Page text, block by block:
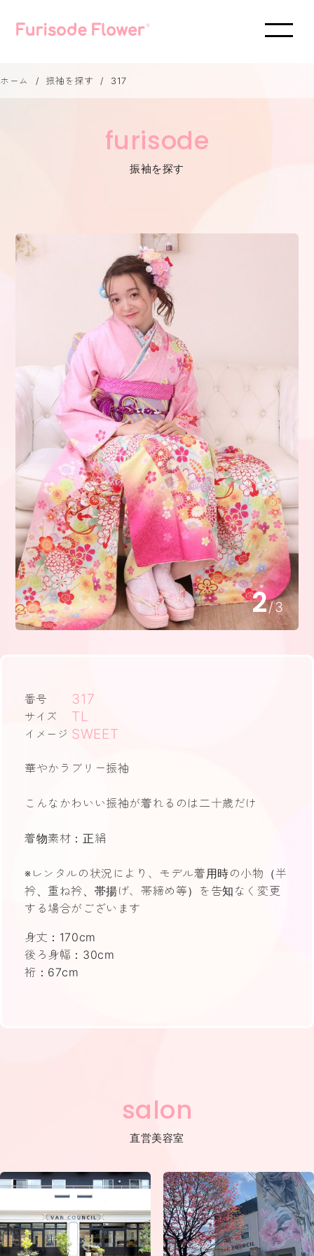
ホーム 振袖を探す 317
furisode
振袖を探す
2/3
番号 317
サイズ TL
イメージ SWEET
華やかラブリー振袖
こんなかわいい振袖が着れるのは二十歳だけ
着物素材：正絹
※レンタルの状況により、モデル着用時の小物（半
衿、重ね衿、帯揚げ、帯締め等）を告知なく変更
する場合がございます
身丈：170cm
後ろ身幅：30cm
裄：67cm
salon
直営美容室